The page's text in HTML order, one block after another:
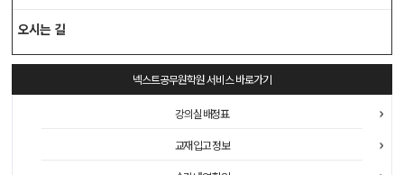
오시는 길
넥스트공무원학원서비스 바로가기
강의실 배정표
교재 입고 정보